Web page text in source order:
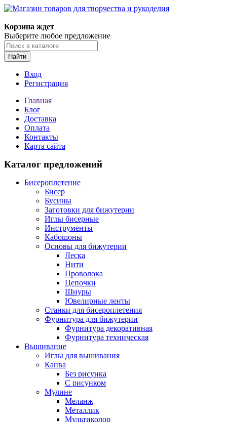
Корзина ждет
Выберите любое предложение
Найти
Вход
Регистрация
Главная
Блог
Доставка
Оплата
Контакты
Карта сайта
Каталог предложений
Бисероплетение
Бисер
Бусины
Заготовки для бижутерии
Иглы бисерные
Инструменты
Кабошоны
Основы для бижутерии
Леска
Нити
Проволока
Цепочки
Шнуры
Ювелирные ленты
Станки для бисероплетения
Фурнитура для бижутерии
Фурнитура декоративная
Фурнитура техническая
Вышивание
Иглы для вышивания
Канва
Без рисунка
С рисунком
Мулине
Меланж
Металлик
Мультиколор